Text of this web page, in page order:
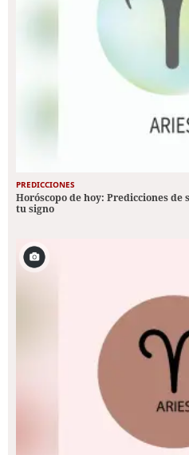
PREDICCIONES
Horóscopo de hoy: Predicciones
tu signo